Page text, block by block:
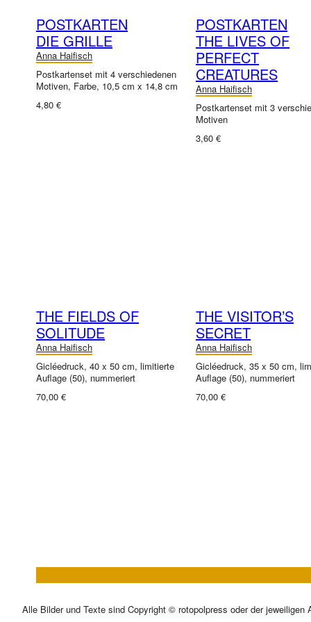
POSTKARTEN
DIE GRILLE
Anna Haifisch
Postkartenset mit 4 verschiedenen
Motiven, Farbe, 10,5 cm x 14,8 cm
4,80 €
POSTKARTEN
THE LIVES OF
PERFECT
CREATURES
Anna Haifisch
Postkartenset mit 3
Motiven
3,60 €
THE FIELDS OF
SOLITUDE
Anna Haifisch
Gicléedruck, 40 x 50 cm, limitierte
Auflage (50), nummeriert
70,00 €
THE VISITOR’S
SECRET
Anna Haifisch
Gicléedruck, 35 x 50 cm,
Auflage (50), nummeriert
70,00 €
Alle Bilder und Texte sind Copyright © rotopolpress oder der jeweiligen